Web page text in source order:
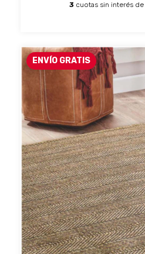
3 cuotas sin interés de
ENVÍO GRATIS